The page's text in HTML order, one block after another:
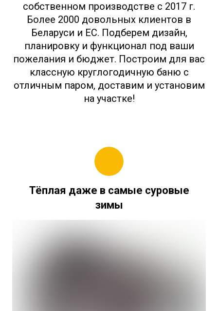
собственном производстве с 2017 г.
Более 2000 довольных клиентов в
Беларуси и ЕС. Подберем дизайн,
планировку и функционал под ваши
пожелания и бюджет. Построим для вас
классную круглогодичную баню с
отличным паром, доставим и установим
на участке!
Тёплая даже в самые суровые
зимы